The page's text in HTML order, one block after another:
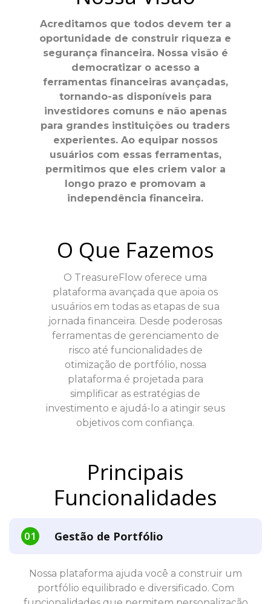
Acreditamos que todos devem ter a
oportunidade de construir riqueza e
segurança financeira. Nossa visão é
democratizar o acesso a
ferramentas financeiras avançadas,
tornando-as disponíveis para
investidores comuns e não apenas
para grandes instituições ou traders
experientes. Ao equipar nossos
usuários com essas ferramentas,
permitimos que eles criem valor a
longo prazo e promovam a
independência financeira.
O Que Fazemos
O TreasureFlow oferece uma
plataforma avançada que apoia os
usuários em todas as etapas de sua
jornada financeira. Desde poderosas
ferramentas de gerenciamento de
risco até funcionalidades de
otimização de portfólio, nossa
plataforma é projetada para
simplificar as estratégias de
investimento e ajudá-lo a atingir seus
objetivos com confiança.
Principais
Funcionalidades
Gestão de Portfólio
Nossa plataforma ajuda você a construir um
portfólio equilibrado e diversificado. Com